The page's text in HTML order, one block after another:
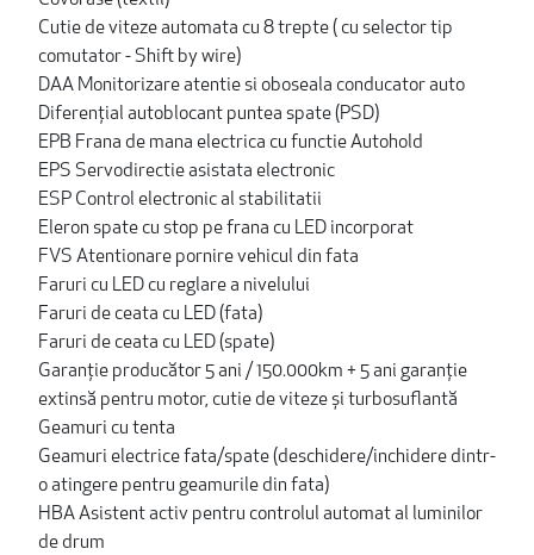
Cutie de viteze automata cu 8 trepte ( cu selector tip
comutator - Shift by wire)
DAA Monitorizare atentie si oboseala conducator auto
Diferențial autoblocant puntea spate (PSD)
EPB Frana de mana electrica cu functie Autohold
EPS Servodirectie asistata electronic
ESP Control electronic al stabilitatii
Eleron spate cu stop pe frana cu LED incorporat
FVS Atentionare pornire vehicul din fata
Faruri cu LED cu reglare a nivelului
Faruri de ceata cu LED (fata)
Faruri de ceata cu LED (spate)
Garanție producător 5 ani / 150.000km + 5 ani garanție
extinsă pentru motor, cutie de viteze și turbosuflantă
Geamuri cu tenta
Geamuri electrice fata/spate (deschidere/inchidere dintr-
o atingere pentru geamurile din fata)
HBA Asistent activ pentru controlul automat al luminilor
de drum